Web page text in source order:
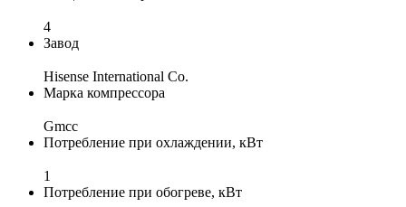
4
Завод
Hisense International Co.
Марка компрессора
Gmcc
Потребление при охлаждении, кВт
1
Потребление при обогреве, кВт